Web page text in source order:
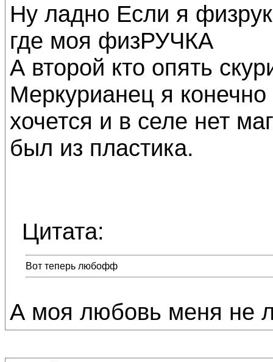
Ну ладно Если я
где моя физРУЧКА
А второй кто опять
Меркурианец я
хочется и в селе нет
был из пластика.
Цитата:
Вот теперь любофф
А моя любовь меня не